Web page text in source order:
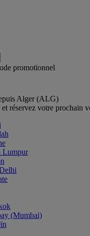
promotionnel
Alger (ALG)
réservez votre prochain
Lumpur
(Mumbai)